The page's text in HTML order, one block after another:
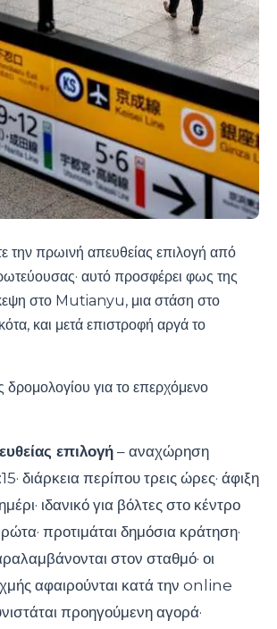
την πρωινή απευθείας επιλογή από
αυτό προσφέρει φως της
στο Mutianyu, μια στάση στο
και μετά επιστροφή αργά το
δρομολογίου για το επερχόμενο
επιλογή – αναχώρηση
διάρκεια περίπου τρεις ώρες· άφιξη
ιδανικό για βόλτες στο κέντρο
προτιμάται δημόσια κράτηση·
στον σταθμό· οι
αφαιρούνται κατά την online
προηγούμενη αγορά·